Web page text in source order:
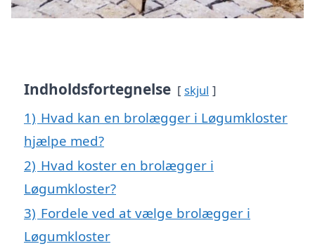
Indholdsfortegnelse skjul
1) Hvad kan en brolægger i Løgumkloster
hjælpe med?
2) Hvad koster en brolægger i
Løgumkloster?
3) Fordele ved at vælge brolægger i
Løgumkloster